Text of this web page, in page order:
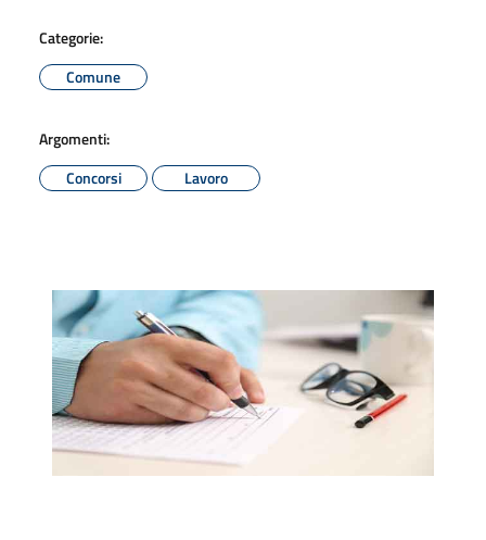
Categorie:
Comune
Argomenti:
Concorsi
Lavoro